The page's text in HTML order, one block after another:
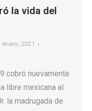
la vida del
enero, 2021
cobró nuevamente
libre mexicana al
la madrugada de